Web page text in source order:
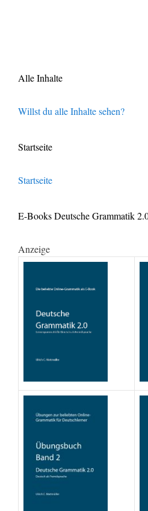
Alle Inhalte
Willst du alle Inhalte sehen?
Startseite
Startseite
E-Books Deutsche Grammatik
Anzeige